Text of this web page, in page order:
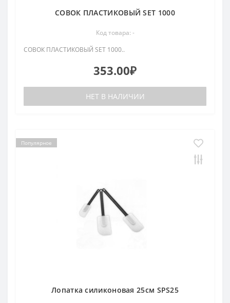
СОВОК ПЛАСТИКОВЫЙ SET 1000
Код товара: -
СОВОК ПЛАСТИКОВЫЙ SET 1000..
353.00₽
НЕТ В НАЛИЧИИ
Популярное
Лопатка силиконовая 25см SPS25